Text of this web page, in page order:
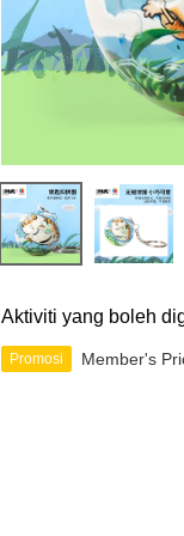
Aktiviti yang boleh
Promosi Member's